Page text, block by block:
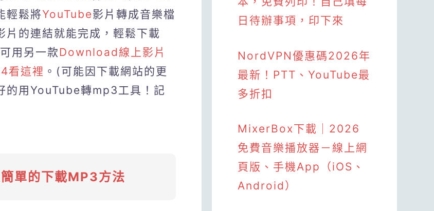
輕鬆將YouTube影片轉成音樂檔
片的連結就能完成，輕鬆下載
用另一款Download線上影片
看這裡 。(可能因下載網站的更
的用YouTube轉mp3工具！記
單的下載MP3方法
日待辦事項，印下來
NordVPN優惠碼2026年
最新！PTT、YouTube最
多折扣
MixerBox下載｜2026
免費音樂播放器－線上網
頁版、手機App（iOS、
Android）